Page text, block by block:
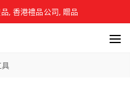
, 香港禮品公司, 贈品
具